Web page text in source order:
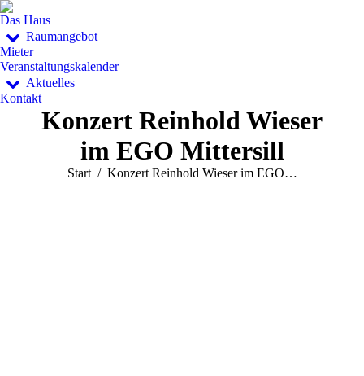
Das Haus
Raumangebot
Mieter
Veranstaltungskalender
Aktuelles
Kontakt
Konzert Reinhold Wieser
im EGO Mittersill
Sie befinden sich hier:
Start Konzert Reinhold Wieser im EGO…